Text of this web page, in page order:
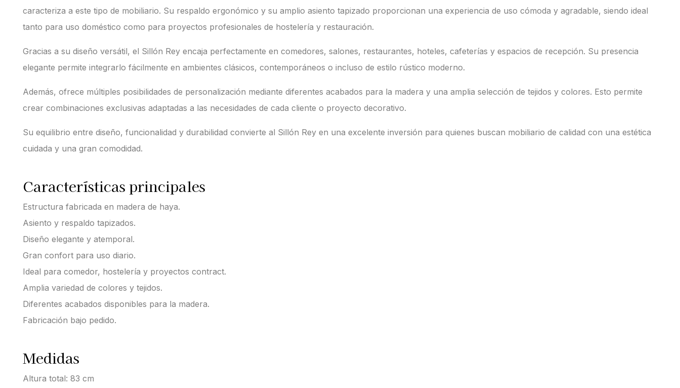
caracteriza a este tipo de mobiliario. Su respaldo ergonómico y su amplio asiento tapizado proporcionan una experiencia de uso cómoda y agradable, siendo ideal
tanto para uso doméstico como para proyectos profesionales de hostelería y restauración.
Gracias a su diseño versátil, el Sillón Rey encaja perfectamente en comedores, salones, restaurantes, hoteles, cafeterías y espacios de recepción. Su presencia
elegante permite integrarlo fácilmente en ambientes clásicos, contemporáneos o incluso de estilo rústico moderno.
Además, ofrece múltiples posibilidades de personalización mediante diferentes acabados para la madera y una amplia selección de tejidos y colores. Esto permite
crear combinaciones exclusivas adaptadas a las necesidades de cada cliente o proyecto decorativo.
Su equilibrio entre diseño, funcionalidad y durabilidad convierte al Sillón Rey en una excelente inversión para quienes buscan mobiliario de calidad con una estética
cuidada y una gran comodidad.
Características principales
Estructura fabricada en madera de haya.
Asiento y respaldo tapizados.
Diseño elegante y atemporal.
Gran confort para uso diario.
Ideal para comedor, hostelería y proyectos contract.
Amplia variedad de colores y tejidos.
Diferentes acabados disponibles para la madera.
Fabricación bajo pedido.
Medidas
Altura total: 83 cm